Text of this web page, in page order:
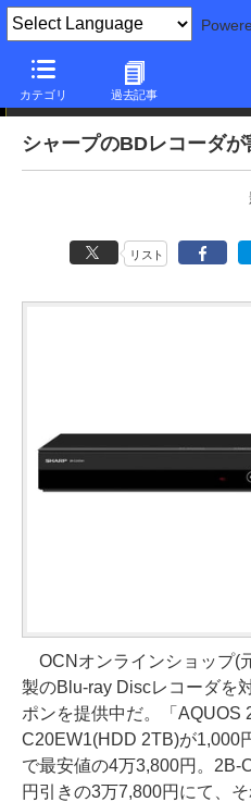
カテゴリ 過去記事
本日みつけたお買い得品
シャープのBDレコーダ
リスト
OCNオンラインショップ(
製のBlu-ray Discレコーダを
ポンを提供中だ。「AQUOS
C20EW1(HDD 2TB)が1,000
で最安値の4万3,800円。2B-
円引きの3万7,800円にて、